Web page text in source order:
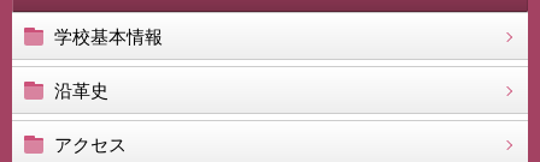
学校基本情報
沿革史
アクセス